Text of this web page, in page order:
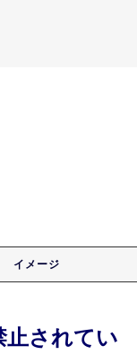
イメージ
止されてい